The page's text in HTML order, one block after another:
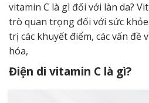
vitamin C là gì đối với làn da?
trò quan trọng đối với sức
trị các khuyết điểm, các vấn đề
hóa,
Điện di vitamin C là gì?